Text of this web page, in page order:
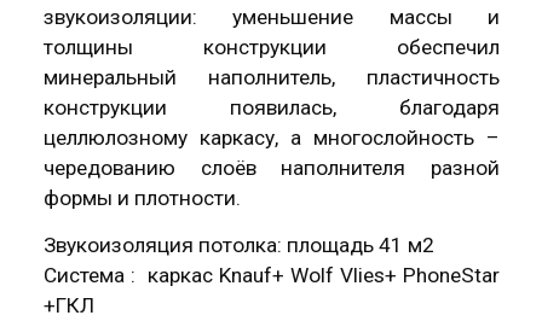
звукоизоляции: уменьшение массы и
толщины конструкции обеспечил
минеральный наполнитель, пластичность
конструкции появилась, благодаря
целлюлозному каркасу, а многослойность –
чередованию слоёв наполнителя разной
формы и плотности.
Звукоизоляция потолка: площадь 41 м2
Система : каркас Knauf+ Wolf Vlies+ PhoneStar
+ГКЛ